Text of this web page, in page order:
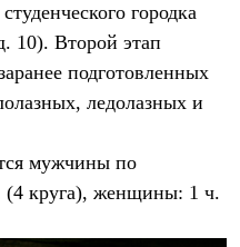
городка
10). Второй этап
подготовленных
ледолазных и
мужчины по
(4 круга), женщины: 1 ч.